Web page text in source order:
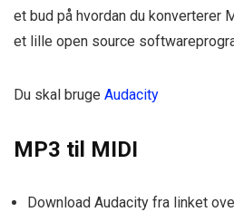
et bud på hvordan du konverterer
et lille open source
Du skal bruge Audacity
MP3 til MIDI
Download Audacity fra linket